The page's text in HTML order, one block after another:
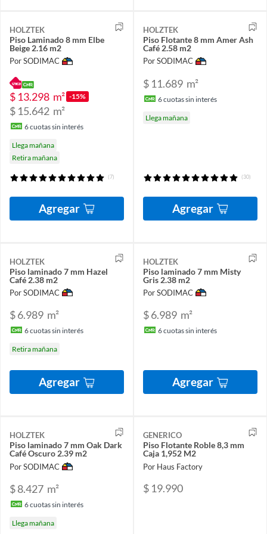
HOLZTEK
Piso Laminado 8 mm Elbe
Beige 2.16 m2
Por SODIMAC
$ 13.298 m² -15%
$ 15.642 m²
6cuotas sin interés
Llega mañana
Retira mañana
(7)
Agregar
HOLZTEK
Piso Flotante 8 mm Amer Ash
Café 2.58 m2
Por SODIMAC
$ 11.689 m²
6cuotas sin interés
Llega mañana
(30)
Agregar
HOLZTEK
Piso laminado 7 mm Hazel
Café 2.38 m2
Por SODIMAC
$ 6.989 m²
6cuotas sin interés
Retira mañana
Agregar
HOLZTEK
Piso laminado 7 mm Misty
Gris 2.38 m2
Por SODIMAC
$ 6.989 m²
6cuotas sin interés
Agregar
HOLZTEK
Piso laminado 7 mm Oak Dark
Café Oscuro 2.39 m2
Por SODIMAC
$ 8.427 m²
6cuotas sin interés
Llega mañana
GENERICO
Piso Flotante Roble 8,3 mm
Caja 1,952 M2
Por Haus Factory
$ 19.990